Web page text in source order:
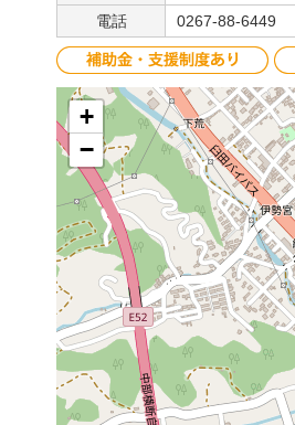
電話
0267-88-6449
+
−